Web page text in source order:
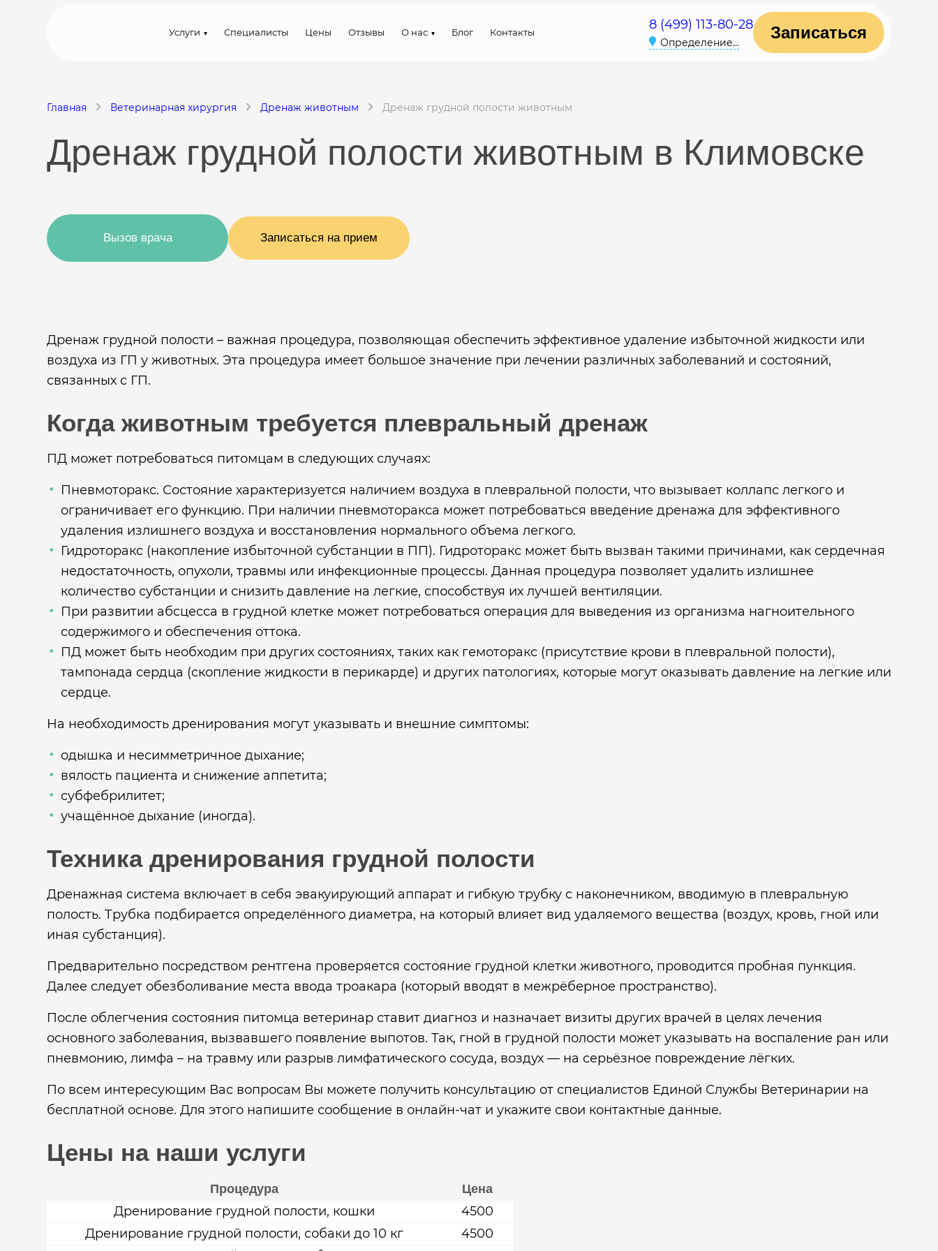
Услуги Специалисты Цены Отзывы О нас Блог Контакты
8 (499) 113-80-28
Определение...
Записаться
Главная Ветеринарная хирургия Дренаж животным Дренаж грудной полости животным
Дренаж грудной полости животным в Климовске
Вызов врача Записаться на прием
Дренаж грудной полости – важная процедура, позволяющая обеспечить эффективное удаление избыточной жидкости или
воздуха из ГП у животных. Эта процедура имеет большое значение при лечении различных заболеваний и состояний,
связанных с ГП.
Когда животным требуется плевральный дренаж
ПД может потребоваться питомцам в следующих случаях:
Пневмоторакс. Состояние характеризуется наличием воздуха в плевральной полости, что вызывает коллапс легкого и
ограничивает его функцию. При наличии пневмоторакса может потребоваться введение дренажа для эффективного
удаления излишнего воздуха и восстановления нормального объема легкого.
Гидроторакс (накопление избыточной субстанции в ПП). Гидроторакс может быть вызван такими причинами, как сердечная
недостаточность, опухоли, травмы или инфекционные процессы. Данная процедура позволяет удалить излишнее
количество субстанции и снизить давление на легкие, способствуя их лучшей вентиляции.
При развитии абсцесса в грудной клетке может потребоваться операция для выведения из организма нагноительного
содержимого и обеспечения оттока.
ПД может быть необходим при других состояниях, таких как гемоторакс (присутствие крови в плевральной полости),
тампонада сердца (скопление жидкости в перикарде) и других патологиях, которые могут оказывать давление на легкие или
сердце.
На необходимость дренирования могут указывать и внешние симптомы:
одышка и несимметричное дыхание;
вялость пациента и снижение аппетита;
субфебрилитет;
учащённое дыхание (иногда).
Техника дренирования грудной полости
Дренажная система включает в себя эвакуирующий аппарат и гибкую трубку с наконечником, вводимую в плевральную
полость. Трубка подбирается определённого диаметра, на который влияет вид удаляемого вещества (воздух, кровь, гной или
иная субстанция).
Предварительно посредством рентгена проверяется состояние грудной клетки животного, проводится пробная пункция.
Далее следует обезболивание места ввода троакара (который вводят в межрёберное пространство).
После облегчения состояния питомца ветеринар ставит диагноз и назначает визиты других врачей в целях лечения
основного заболевания, вызвавшего появление выпотов. Так, гной в грудной полости может указывать на воспаление ран или
пневмонию, лимфа – на травму или разрыв лимфатического сосуда, воздух — на серьёзное повреждение лёгких.
По всем интересующим Вас вопросам Вы можете получить консультацию от специалистов Единой Службы Ветеринарии на
бесплатной основе. Для этого напишите сообщение в онлайн-чат и укажите свои контактные данные.
Цены на наши услуги
Процедура Цена
Дренирование грудной полости, кошки
4500
Дренирование грудной полости, собаки до 10 кг
4500